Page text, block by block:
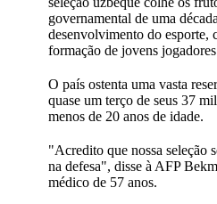
governamental de uma
desenvolvimento do esporte,
formação de jovens
O país ostenta uma vasta
quase um terço de seus 37
menos de 20 anos de idade.
"Acredito que nossa seleção
na defesa", disse à AFP
médico de 57 anos.